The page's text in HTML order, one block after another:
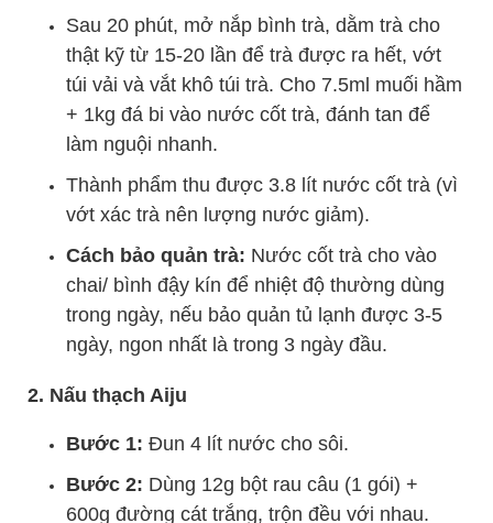
Sau 20 phút, mở nắp bình trà, dằm trà cho
thật kỹ từ 15-20 lần để trà được ra hết, vớt
túi vải và vắt khô túi trà. Cho 7.5ml muối hầm
+ 1kg đá bi vào nước cốt trà, đánh tan để
làm nguội nhanh.
Thành phẩm thu được 3.8 lít nước cốt trà (vì
vớt xác trà nên lượng nước giảm).
Cách bảo quản trà: Nước cốt trà cho vào
chai/ bình đậy kín để nhiệt độ thường dùng
trong ngày, nếu bảo quản tủ lạnh được 3-5
ngày, ngon nhất là trong 3 ngày đầu.
2. Nấu thạch Aiju
Bước 1: Đun 4 lít nước cho sôi.
Bước 2: Dùng 12g bột rau câu (1 gói) +
600g đường cát trắng, trộn đều với nhau.